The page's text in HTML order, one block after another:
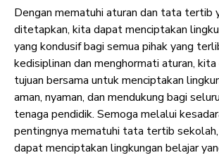
Dengan mematuhi aturan dan tata tertib
ditetapkan, kita dapat menciptakan
yang kondusif bagi semua pihak yang
kedisiplinan dan menghormati aturan,
tujuan bersama untuk menciptakan
aman, nyaman, dan mendukung bagi
tenaga pendidik. Semoga melalui
pentingnya mematuhi tata tertib
dapat menciptakan lingkungan belajar